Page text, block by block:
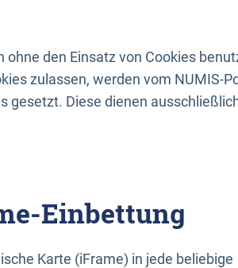
den Einsatz von Cookies
zulassen, werden vom NUMIS-
gesetzt. Diese dienen
Einbettung
Karte (iFrame) in jede beliebige